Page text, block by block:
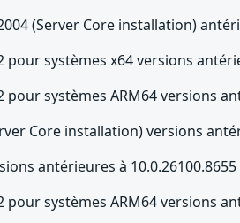
(Server Core installation)
pour systèmes x64 versions
pour systèmes ARM64 versions
Core installation) versions
antérieures à 10.0.26100.8655
pour systèmes ARM64 versions